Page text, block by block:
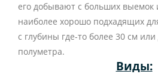
его добывают с больших выемок
наиболее хорошо подхадящих
с глубины где-то более 30 см
полуметра.
Виды: